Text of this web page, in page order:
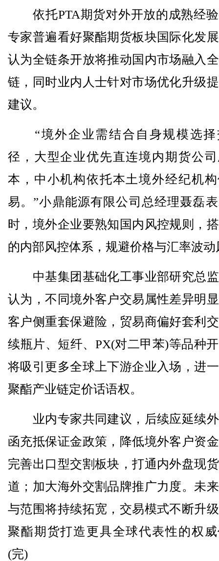
依托PTA期货对外开放的成熟经验
专家普遍看好聚酯期货板块国际化发
认为全链条开放将推动国内市场融入
链，同时业内人士针对市场优化升级
建议。
“境外企业需结合自身规模选择
径，大型企业优先直连境内期货公
本，中小机构依托本土境外经纪机
易。”小鼎能源有限公司总经理聂磊
时，境外企业要熟知国内风控规则，
的内部风控体系，规避价格与汇率波动
中基集团基础化工事业部研究总
认为，不同境外客户交易属性差异明
客户侧重套保避险，贸易商偏好套利
续瓶片、短纤、PX(对二甲苯)等品种
将吸引更多全球上下游企业入场，进
聚酯产业链定价话语权。
业内专家共同建议，后续应延续
函充抵保证金政策，降低境外客户资
完善出口型交割板块，打通内外盘现
道；加大海外交割品牌推广力度。未
与范围将持续拓宽，交易模式不断升
聚酯期货打造更具全球代表性的权
(完)